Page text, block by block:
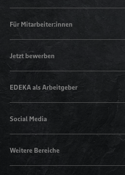
Für Mitarbeiter:innen
Jetzt bewerben
EDEKA als Arbeitgeber
Social Media
Weitere Bereiche